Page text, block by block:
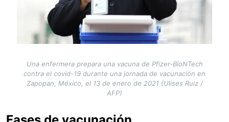
Una enfermera prepara una vacuna de Pfizer-BioNTech
contra el covid-19 durante una jornada de vacunación en
Zapopan, México, el 13 de enero de 2021 (Ulises Ruiz /
AFP)